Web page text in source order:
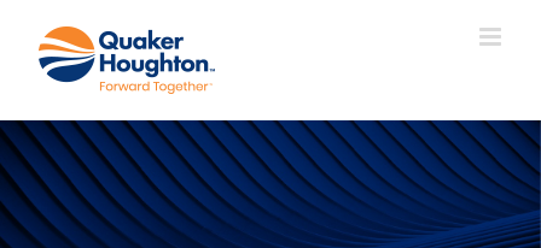
content